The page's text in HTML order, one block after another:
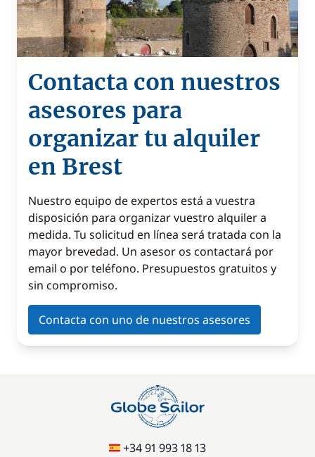
Contacta con nuestros
asesores para
organizar tu alquiler
en Brest
Nuestro equipo de expertos está a vuestra
disposición para organizar vuestro alquiler a
medida. Tu solicitud en línea será tratada con la
mayor brevedad. Un asesor os contactará por
email o por teléfono. Presupuestos gratuitos y
sin compromiso.
Contacta con uno de nuestros asesores
+34 91 993 18 13